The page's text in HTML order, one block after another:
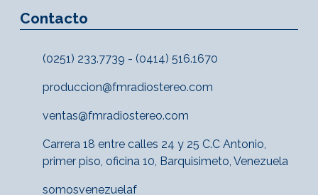
Contacto
(0251) 233.7739 - (0414) 516.1670
produccion@fmradiostereo.com
ventas@fmradiostereo.com
Carrera 18 entre calles 24 y 25 C.C Antonio,
primer piso, oficina 10, Barquisimeto, Venezuela
somosvenezuelaf